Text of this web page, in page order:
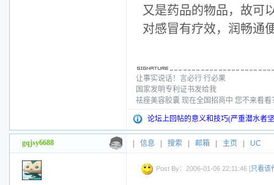
又是药品的物品，故可
对感冒有疗效，润畅通
让事实说话！言必行 行必果
国家发明专利证书发给我
祛痤美容胶囊 现在全国招商中 您不来看
论坛上回帖的意义和技巧(严重潜水者
gqjsy6688 信息 搜索 邮箱 主页 UC
Post By：2006-01-06 22:11:46 [只看该